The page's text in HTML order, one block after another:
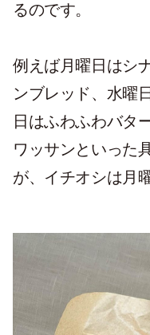
るのです。
例えば月曜日はシ
ンブレッド、水曜
日はふわふわバタ
ワッサンといった
が、イチオシは月